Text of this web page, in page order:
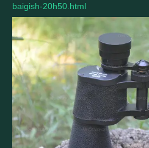
baigish-20h50.html